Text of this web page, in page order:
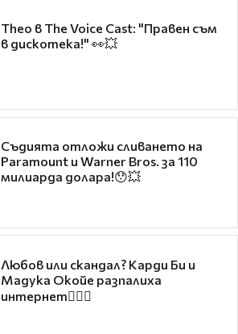
Theo в The Voice Cast: "Правен съм
в дискотека!" 👀💥
Съдията отложи сливането на
Paramount и Warner Bros. за 110
милиарда долара!😯💥
Любов или скандал? Карди Би и
Мадука Окойе разпалиха
интернет❤️‍🔥🔥